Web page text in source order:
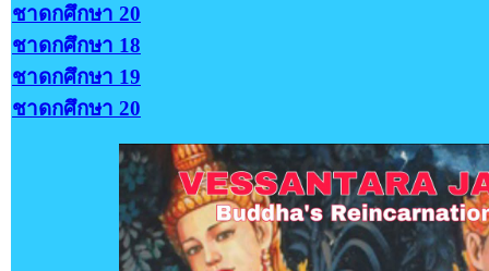
ชาดกศึกษา 20
ชาดกศึกษา 18
ชาดกศึกษา 19
ชาดกศึกษา 20